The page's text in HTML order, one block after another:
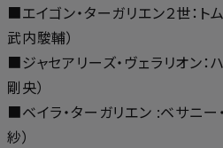
■エイゴン・ターガリエン２世：ト
武内駿輔）
■ジャセアリーズ・ヴェラリオン：
剛央）
■ベイラ・ターガリエン :ベサニー
紗）